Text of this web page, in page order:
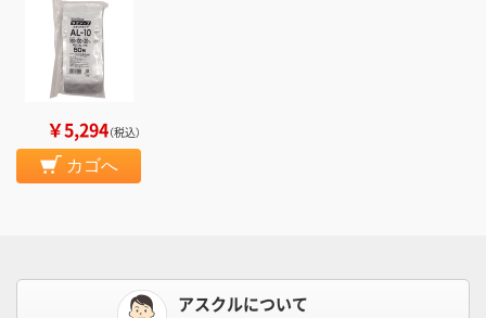
￥5,294（税込）
カゴへ
アスクルについて